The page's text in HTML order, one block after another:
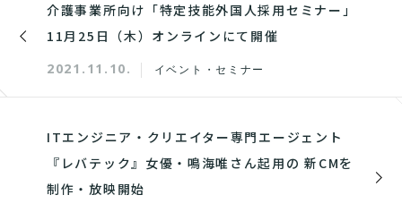
介護事業所向け「特定技能外国人採用セミナー」
11月25日（木）オンラインにて開催
2021.11.10. イベント・セミナー
ITエンジニア・クリエイター専門エージェント​​
『レバテック』女優・鳴海唯さん起用の 新CMを
制作・放映開始